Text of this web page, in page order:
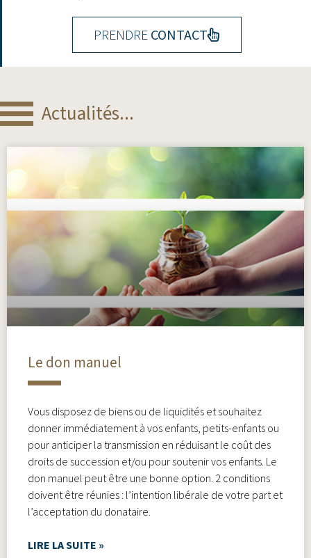
PRENDRE CONTACT
Actualités...
Le don manuel
Vous disposez de biens ou de liquidités et souhaitez
donner immédiatement à vos enfants, petits-enfants ou
pour anticiper la transmission en réduisant le coût des
droits de succession et/ou pour soutenir vos enfants. Le
don manuel peut être une bonne option. 2 conditions
doivent être réunies : l’intention libérale de votre part et
l’acceptation du donataire.
LIRE LA SUITE »